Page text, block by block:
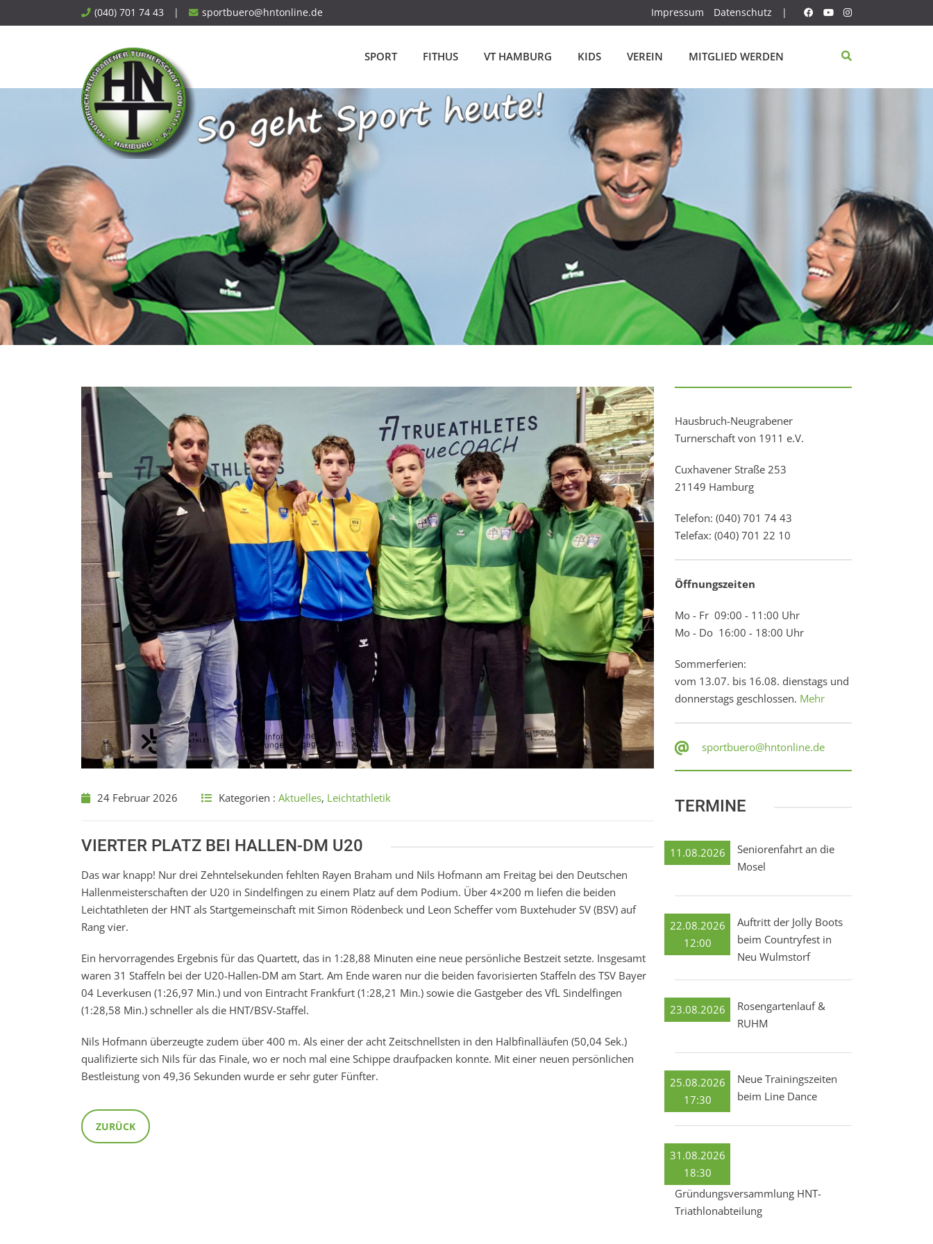
to
(040) 701 74 43 | sportbuero@hntonline.de Impressum Datenschutz |
SPORT FITHUS VT HAMBURG KIDS VEREIN MITGLIED WERDEN
24 Februar 2026 Kategorien : Aktuelles, Leichtathletik
VIERTER PLATZ BEI HALLEN-DM U20
Das war knapp! Nur drei Zehntelsekunden fehlten Rayen Braham und Nils Hofmann am Freitag bei den Deutschen
Hallenmeisterschaften der U20 in Sindelfingen zu einem Platz auf dem Podium. Über 4×200 m liefen die beiden
Leichtathleten der HNT als Startgemeinschaft mit Simon Rödenbeck und Leon Scheffer vom Buxtehuder SV (BSV) auf
Rang vier.
Ein hervorragendes Ergebnis für das Quartett, das in 1:28,88 Minuten eine neue persönliche Bestzeit setzte. Insgesamt
waren 31 Staffeln bei der U20-Hallen-DM am Start. Am Ende waren nur die beiden favorisierten Staffeln des TSV Bayer
04 Leverkusen (1:26,97 Min.) und von Eintracht Frankfurt (1:28,21 Min.) sowie die Gastgeber des VfL Sindelfingen
(1:28,58 Min.) schneller als die HNT/BSV-Staffel.
Nils Hofmann überzeugte zudem über 400 m. Als einer der acht Zeitschnellsten in den Halbfinalläufen (50,04 Sek.)
qualifizierte sich Nils für das Finale, wo er noch mal eine Schippe draufpacken konnte. Mit einer neuen persönlichen
Bestleistung von 49,36 Sekunden wurde er sehr guter Fünfter.
ZURÜCK
Hausbruch-Neugrabener
Turnerschaft von 1911 e.V.
Cuxhavener Straße 253
21149 Hamburg
Telefon: (040) 701 74 43
Telefax: (040) 701 22 10
Öffnungszeiten
Mo - Fr 09:00 - 11:00 Uhr
Mo - Do 16:00 - 18:00 Uhr
Sommerferien:
vom 13.07. bis 16.08. dienstags und
donnerstags geschlossen. Mehr
sportbuero@hntonline.de
TERMINE
11.08.2026
Seniorenfahrt an die
Mosel
22.08.2026
12:00
Auftritt der Jolly Boots
beim Countryfest in
Neu Wulmstorf
23.08.2026
Rosengartenlauf &
RUHM
25.08.2026
17:30
Neue Trainingszeiten
beim Line Dance
31.08.2026
18:30
Gründungsversammlung HNT-
Triathlonabteilung